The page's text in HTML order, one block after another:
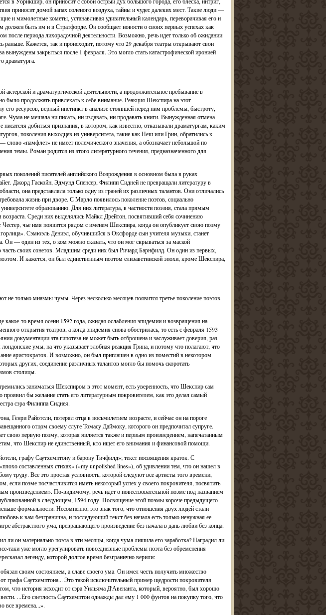
приносит домой запах соленого воздуха, тайны и чудес далеких мест. Такие люди —
и мимолетные кометы, устанавливая удивительный календарь, переворачивая его и
должен быть им и в Стратфорде. Он сообщает новости о своих первых успехах как
после периода лихорадочной деятельности. Возможно, речь идет только об ожидании
Кажется, так и происходит, потому что 29 декабря театры открывают свои
вынуждены закрыться после 1 февраля. Это могло стать катастрофической иронией
драматурга.
и драматургической деятельности, а продолжительное пребывание в
продолжать привлекать к себе внимание. Реакция Шекспира на этот
его ресурсов, верный инстинкт в анализе стоявшей перед ним проблемы, быстроту,
Чума не мешала ни писать, ни издавать, ни продавать книги. Вынужденная отмена
писателя добиться признания, в котором, как известно, отказывали драматургам, каким
поколения выходцев из университета, такие как Неш или Грин, обратились к
«памфлет» не имеет полемического значения, а обозначает небольшой по
темы. Роман родится из этого литературного течения, предназначенного для
поколений писателей английского Возрождения в основном была в руках
Джорд Гаскойн, Эдмунд Спенсер, Филипп Сидней не превращали литературу в
она представляла только одну из граней их различных талантов. Они отличались
жизнь при дворе. С Марло появилось поколение поэтов, социально
образованию. Для них литература, в частности поэзия, стала прямым
Среди них выделялись Майкл Дрейтон, посвятивший себя сочинению
Честер, чье имя появится рядом с именем Шекспира, когда он опубликует свою поэму
Сэмюэль Дениэл, обучившийся в Оксфорде сын учителя музыки, станет
Он — один из тех, о ком можно сказать, что он мог скрываться за маской
своих сонетов. Младшим среди них был Ричард Барнфилд. Он один из первых,
И кажется, он был единственным поэтом елизаветинской эпохи, кроме Шекспира,
не только миазмы чумы. Через несколько месяцев появится третье поколение поэтов
то время осени 1592 года, ожидая ослабления эпидемии и возвращения на
открытия театров, а когда эпидемия снова обострилась, то есть с февраля 1593
документации эта гипотеза не может быть отброшена и заслуживает доверия, раз
умы, на что указывает злобная реакция Грина, и потому что полагают, что
аристократов. И возможно, он был приглашен в одно из поместий в некотором
других, соединение различных талантов могло бы помочь скоротать
столицы.
заниматься Шекспиром в этот момент, есть уверенность, что Шекспир сам
проявил бы желание стать его литературным покровителем, как это делал самый
сэра Филиппа Сиднея.
Генри Райотсли, потерял отца в восьмилетием возрасте, и сейчас он на пороге
отцом своему слуге Томасу Даймоку, которого он предпочитал супруге.
свою первую поэму, которая является также и первым произведением, напечатанным
что Шекспир не единственный, кто ищет его внимания и финансовой помощи.
графу Саутхемптону и барону Тичфилд»; текст посвящения краток. С
составленных стихах» («my unpolished lines»), об удивлении тем, что он нашел в
труду. Все это простая условность, которой следуют все артисты того времени,
поэме посчастливится иметь некоторый успех у своего покровителя, посвятить
произведением». По-видимому, речь идет о повествовательной поэме под названием
в следующем, 1594 году. Посвящение этой поэмы короче предыдущего
формальности. Несомненно, это знак того, что отношения двух людей стали
к вам безгранична, и последующий текст без начала есть только ненужная ее
абстрактного ума, превращающего произведение без начала в дань любви без конца.
ли он материально поэта в эти месяцы, когда чума лишила его заработка? Наградил ли
таки уже могло урегулировать повседневные проблемы поэта без обременения
легенду, которой долгое время безгранично верили:
своим состоянием, а славе своего ума. Он имел честь получить множество
графа Саутхемптона... Это такой исключительный пример щедрости покровителя
что история исходит от сэра Уильяма Д'Авенанта, который, вероятно, был хорошо
...Его светлость Саутхемптон однажды дал ему 1 000 фунтов на покупку того, что
все времена...».